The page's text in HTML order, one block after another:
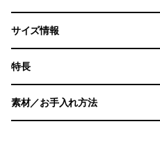
サイズ情報
特長
素材／お手入れ方法